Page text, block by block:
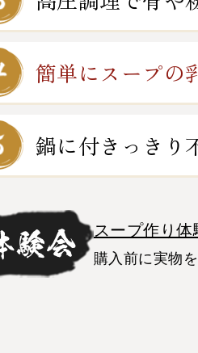
簡単にスープの
鍋に付きっきり
スープ作り体
購入前に実物